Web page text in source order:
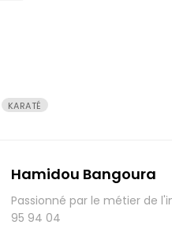
KARATÉ
Hamidou Bangoura
Passionné par le métier de
95 94 04